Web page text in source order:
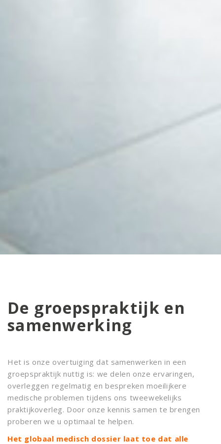
De groepspraktijk en
samenwerking
Het is onze overtuiging dat samenwerken in een
groepspraktijk nuttig is: we delen onze ervaringen,
overleggen regelmatig en bespreken moeilijkere
medische problemen tijdens ons tweewekelijks
praktijkoverleg. Door onze kennis samen te brengen
proberen we u optimaal te helpen.
Het globaal medisch dossier laat toe dat alle